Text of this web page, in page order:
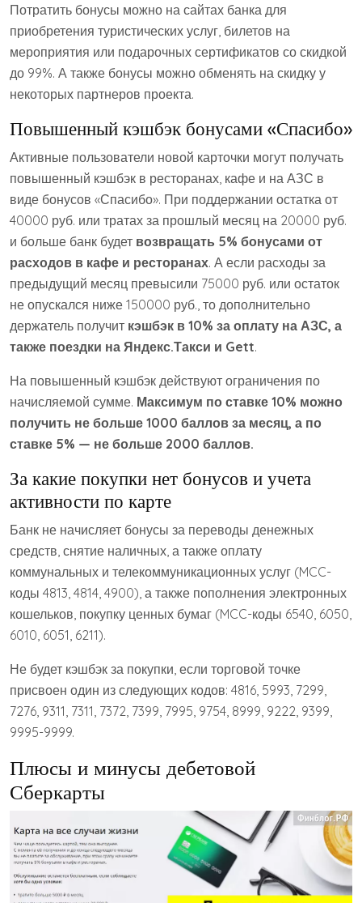
Потратить бонусы можно на сайтах банка для
приобретения туристических услуг, билетов на
мероприятия или подарочных сертификатов со скидкой
до 99%. А также бонусы можно обменять на скидку у
некоторых партнеров проекта.
Повышенный кэшбэк бонусами «Спасибо»
Активные пользователи новой карточки могут получать
повышенный кэшбэк в ресторанах, кафе и на АЗС в
виде бонусов «Спасибо». При поддержании остатка от
40000 руб. или тратах за прошлый месяц на 20000 руб.
и больше банк будет возвращать 5% бонусами от
расходов в кафе и ресторанах. А если расходы за
предыдущий месяц превысили 75000 руб. или остаток
не опускался ниже 150000 руб., то дополнительно
держатель получит кэшбэк в 10% за оплату на АЗС, а
также поездки на Яндекс.Такси и Gett.
На повышенный кэшбэк действуют ограничения по
начисляемой сумме. Максимум по ставке 10% можно
получить не больше 1000 баллов за месяц, а по
ставке 5% — не больше 2000 баллов.
За какие покупки нет бонусов и учета
активности по карте
Банк не начисляет бонусы за переводы денежных
средств, снятие наличных, а также оплату
коммунальных и телекоммуникационных услуг (MCC-
коды 4813, 4814, 4900), а также пополнения электронных
кошельков, покупку ценных бумаг (MCC-коды 6540, 6050,
6010, 6051, 6211).
Не будет кэшбэк за покупки, если торговой точке
присвоен один из следующих кодов: 4816, 5993, 7299,
7276, 9311, 7311, 7372, 7399, 7995, 9754, 8999, 9222, 9399,
9995-9999.
Плюсы и минусы дебетовой
Сберкарты